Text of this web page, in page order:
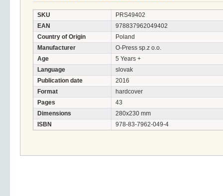
SKU
PRS49402
EAN
978837962049402
Country of Origin
Poland
Manufacturer
O-Press sp.z o.o.
Age
5 Years +
Language
slovak
Publication date
2016
Format
hardcover
Pages
43
Dimensions
280x230 mm
ISBN
978-83-7962-049-4